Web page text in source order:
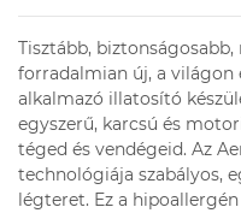
Tisztább,
forradalmian új, a
alkalmazó illatosító
egyszerű, karcsú és
téged és vendégeid. Az
technológiája szabályos,
légteret. Ez a